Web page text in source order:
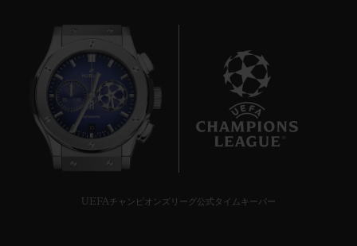
UEFAチャンピオンズリーグ公式タイムキーパー
お問い合わせ